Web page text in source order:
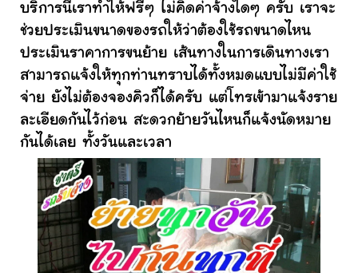
บริการนี้เราทำให้ฟรีๆ ไม่คิดค่าจ้างใดๆ ครับ เราจะ
ช่วยประเมินขนาดของรถให้ว่าต้องใช้รถขนาดไหน
ประเมินราคาการขนย้าย เส้นทางในการเดินทางเรา
สามารถแจ้งให้ทุกท่านทราบได้ทั้งหมดแบบไม่มีค่าใช้
จ่าย ยังไม่ต้องจองคิวก็ได้ครับ แต่โทรเข้ามาแจ้งราย
ละเอียดกันไว้ก่อน สะดวกย้ายวันไหนก็แจ้งนัดหมาย
กันได้เลย ทั้งวันและเวลา